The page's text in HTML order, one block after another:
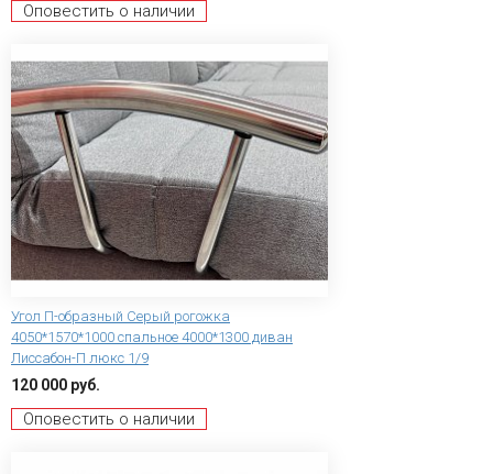
Оповестить о наличии
Угол П-образный Серый рогожка
4050*1570*1000 спальное 4000*1300 диван
Лиссабон-П люкс 1/9
120 000 руб.
Оповестить о наличии